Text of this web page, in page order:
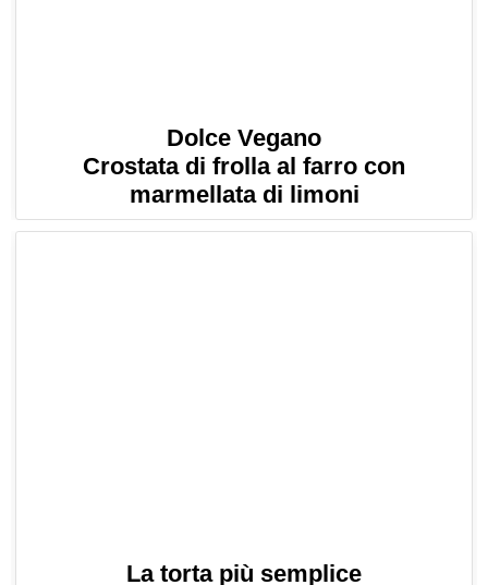
Dolce Vegano
Crostata di frolla al farro con
marmellata di limoni
La torta più semplice